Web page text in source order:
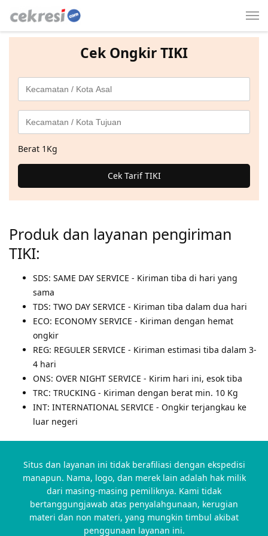
Cek Ongkir TIKI
Berat 1Kg
Cek Tarif TIKI
Produk dan layanan pengiriman
TIKI:
SDS: SAME DAY SERVICE - Kiriman tiba di hari yang
sama
TDS: TWO DAY SERVICE - Kiriman tiba dalam dua hari
ECO: ECONOMY SERVICE - Kiriman dengan hemat
ongkir
REG: REGULER SERVICE - Kiriman estimasi tiba dalam 3-
4 hari
ONS: OVER NIGHT SERVICE - Kirim hari ini, esok tiba
TRC: TRUCKING - Kiriman dengan berat min. 10 Kg
INT: INTERNATIONAL SERVICE - Ongkir terjangkau ke
luar negeri
Situs dan layanan ini tidak berafiliasi dengan ekspedisi
manapun. Nama, logo, dan merek lain adalah hak milik
dari masing-masing pemiliknya. Kami tidak
bertanggungjawab atas penyalahgunaan, kerugian
materi dan non materi, yang mungkin timbul akibat
penggunaan layanan ini.